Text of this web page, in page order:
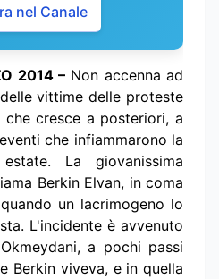
nel Canale
2014 –Non accenna ad
vittime delle proteste
che cresce a posteriori, a
che infiammarono la
La giovanissima
Berkin Elvan, in coma
un lacrimogeno lo
L'incidente è avvenuto
a pochi passi
Berkin viveva, e in quella